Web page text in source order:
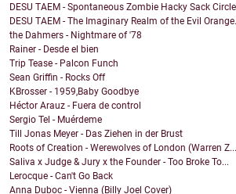
DESU TAEM - Spontaneous Zombie Hacky Sack Circle
DESU TAEM - The Imaginary Realm of the Evil
the Dahmers - Nightmare of '78
Rainer - Desde el bien
Trip Tease - Palcon Funch
Sean Griffin - Rocks Off
KBrosser - 1959,Baby Goodbye
Héctor Arauz - Fuera de control
Sergio Tel - Muérdeme
Till Jonas Meyer - Das Ziehen in der Brust
Roots of Creation - Werewolves of London (Warren Z...
Saliva x Judge & Jury x the Founder - Too Broke To...
Lerocque - Can't Go Back
Anna Duboc - Vienna (Billy Joel Cover)